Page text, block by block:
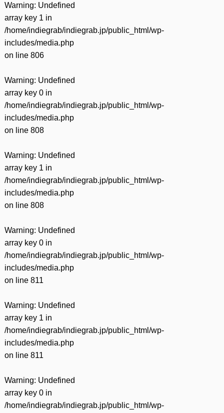
Warning: Undefined
array key 1 in
/home/indiegrab/indiegrab.jp/public_html/wp-
includes/media.php
on line 806
Warning: Undefined
array key 0 in
/home/indiegrab/indiegrab.jp/public_html/wp-
includes/media.php
on line 808
Warning: Undefined
array key 1 in
/home/indiegrab/indiegrab.jp/public_html/wp-
includes/media.php
on line 808
Warning: Undefined
array key 0 in
/home/indiegrab/indiegrab.jp/public_html/wp-
includes/media.php
on line 811
Warning: Undefined
array key 1 in
/home/indiegrab/indiegrab.jp/public_html/wp-
includes/media.php
on line 811
Warning: Undefined
array key 0 in
/home/indiegrab/indiegrab.jp/public_html/wp-